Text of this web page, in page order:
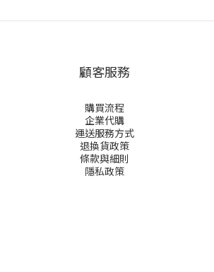
顧客服務
購買流程
企業代購
運送服務方式
退換貨政策
條款與細則
隱私政策